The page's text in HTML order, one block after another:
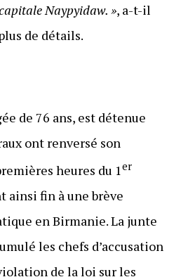
Naypyidaw. », a-t-il
de détails.
de 76 ans, est détenue
ont renversé son
heures du 1 er
ainsi fin à une brève
en Birmanie. La junte
les chefs d’accusation
de la loi sur les